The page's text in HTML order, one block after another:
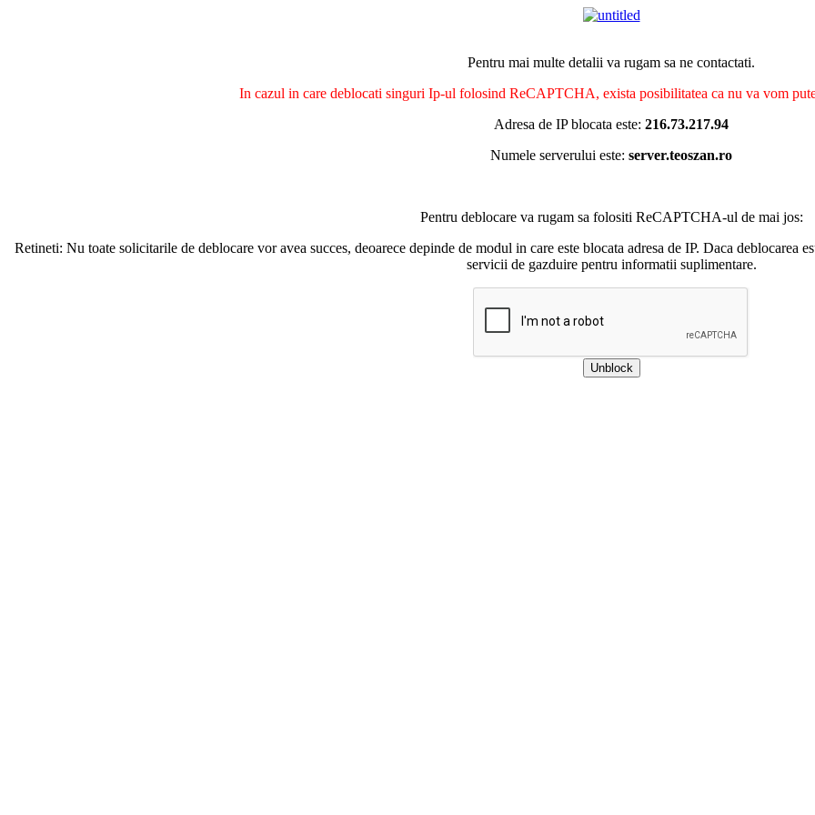
Pentru mai multe detalii va rugam sa ne contactati.
In cazul in care deblocati singuri Ip-ul folosind ReCAPTCHA, exista posibilitatea ca nu va vom
Adresa de IP blocata este: 216.73.217.94
Numele serverului este: server.teoszan.ro
Pentru deblocare va rugam sa folositi ReCAPTCHA-ul de mai jos:
Retineti: Nu toate solicitarile de deblocare vor avea succes, deoarece depinde de modul in care este blocata adresa de IP. Daca deblocarea
servicii de gazduire pentru informatii suplimentare.